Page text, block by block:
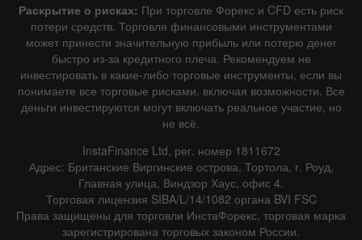
Раскрытие о рисках: При торговле Форекс и CFD есть риск
потери средств. Торговля финансовыми инструментами
может принести значительную прибыль или потерю денег
быстро из-за кредитного плеча. Рекомендуем не
инвестировать в какие-либо торговые инструменты, если вы
понимаете все торговые рисками, включая возможности. Все
деньги инвестируются могут включать реальное участие, но
не всё.
InstaFinance Ltd, рег. номер 1811672
Адрес: Британские Виргинские острова, Тортола, г. Роуд,
Главная улица, Виндзор Хаус, офис 4.
Торговая лицензия SIBA/L/14/1082 органа BVI FSC
Права защищены для торговли ИнстаФорекс, торговая марка
зарегистрирована торговых законом России.